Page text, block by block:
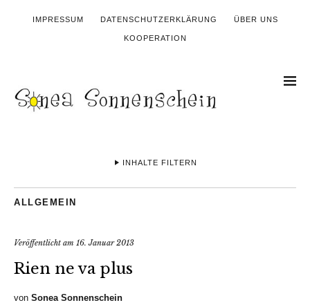
IMPRESSUM DATENSCHUTZERKLÄRUNG ÜBER UNS
KOOPERATION
INHALTE FILTERN
ALLGEMEIN
Veröffentlicht am 16. Januar 2013
Rien ne va plus
von Sonea Sonnenschein